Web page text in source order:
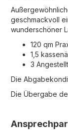
geschmackvoll
wunderschöner
120 qm
1,5
3
Die
Die Übergabe